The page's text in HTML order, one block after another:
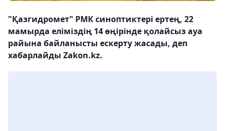
"Қазгидромет" РМК синоптиктері ертең, 22
мамырда еліміздің 14 өңірінде қолайсыз ауа
райына байланысты ескерту жасады, деп
хабарлайды Zakon.kz.